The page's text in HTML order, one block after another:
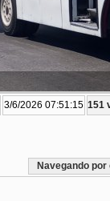
3/6/2026 07:51:15 151
Navegando